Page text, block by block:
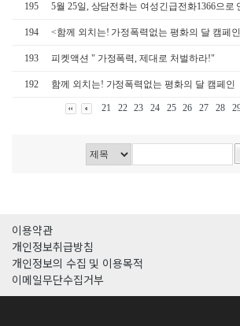
195 5월 25일, 상담전화는 여성긴급전화1366으로
194 <함께 외치는! 가정폭력없는 평화의 달 캠페인
193 피켓액션 " 가정폭력, 제대로 처벌하라!"
192 함께 외치는! 가정폭력없는 평화의 달 캠페인
21 22 23 24 25 26 27 28
이용약관
개인정보취급방침
개인정보의 수집 및 이용목적
이메일무단수집거부